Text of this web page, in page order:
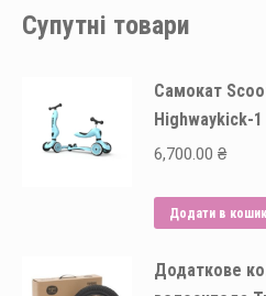
Супутні товари
Самокат
Highwaykick-1
6,700.00 ₴
Додати в кошик
Додаткове